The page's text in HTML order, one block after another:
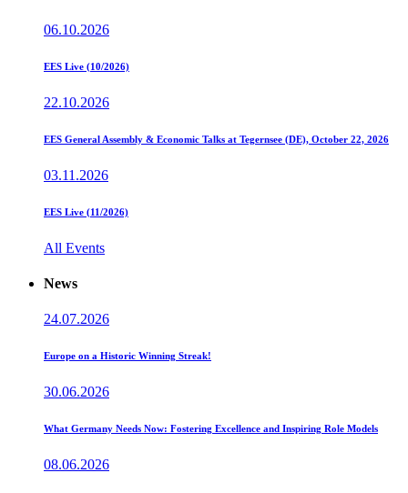
06.10.2026
EES Live (10/2026)
22.10.2026
EES General Assembly & Economic Talks at Tegernsee (DE), October 22, 2026
03.11.2026
EES Live (11/2026)
All Events
News
24.07.2026
Europe on a Historic Winning Streak!
30.06.2026
What Germany Needs Now: Fostering Excellence and Inspiring Role Models
08.06.2026